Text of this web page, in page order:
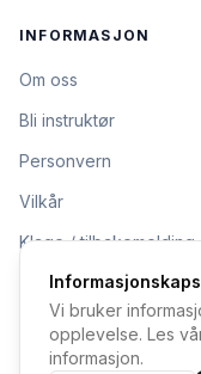
INFORMASJON
Om oss
Bli instruktør
Personvern
Vilkår
Klage / tilbakemelding
Vi bruker
opplevelse. Les
informasjon.